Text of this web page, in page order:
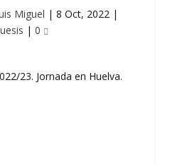
Miguel | 8 Oct, 2022|
| 0